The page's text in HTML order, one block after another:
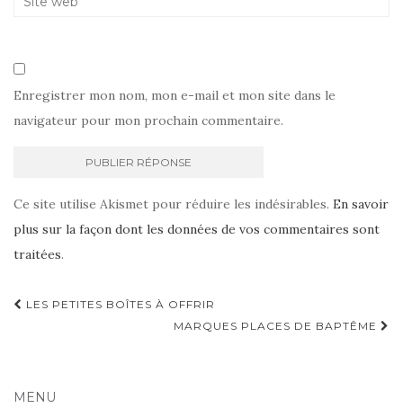
Enregistrer mon nom, mon e-mail et mon site dans le
navigateur pour mon prochain commentaire.
Ce site utilise Akismet pour réduire les indésirables. En savoir
plus sur la façon dont les données de vos commentaires sont
traitées.
Navigation
LES PETITES BOÎTES À OFFRIR
MARQUES PLACES DE BAPTÊME
MENU